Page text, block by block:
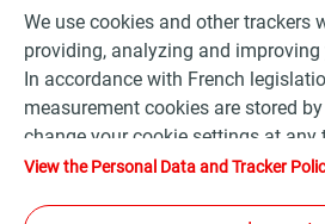
Conditions Générales de
We use cookies and other trackers
providing, analyzing and improving
In accordance with French
measurement cookies are stored
change your cookie settings at
"Manage my cookies" button. By
View the Personal Data and Tracker